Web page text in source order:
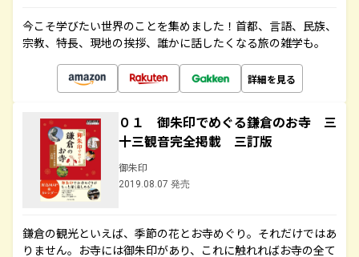
今こそ学びたい世界のことを集めました！首都、言語、民族、
宗教、特長、現地の挨拶、誰かに話したくなる旅の雑学も。
詳細を見る
０１ 御朱印でめぐる鎌倉のお寺 三
十三観音完全掲載 三訂版
御朱印
2019.08.07 発売
鎌倉の観光といえば、季節の花とお寺めぐり。それだけではあ
りません。お寺には御朱印があり、これに触れればお寺の全て